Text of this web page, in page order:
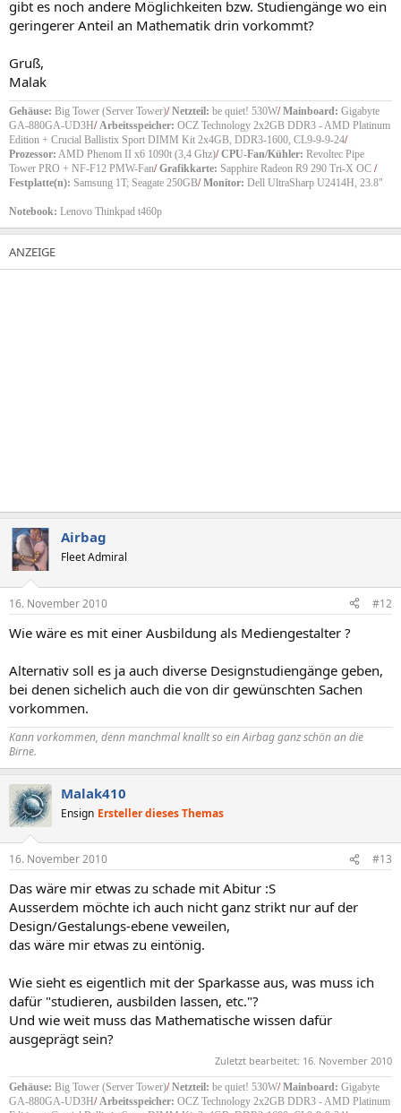
gibt es noch andere Möglichkeiten bzw. Studiengänge wo ein
geringerer Anteil an Mathematik drin vorkommt?
Gruß,
Malak
Gehäuse: Big Tower (Server Tower)/ Netzteil: be quiet! 530W/ Mainboard: Gigabyte
GA-880GA-UD3H/ Arbeitsspeicher: OCZ Technology 2x2GB DDR3 - AMD Platinum
Edition + Crucial Ballistix Sport DIMM Kit 2x4GB, DDR3-1600, CL9-9-9-24/
Prozessor: AMD Phenom II x6 1090t (3,4 Ghz)/ CPU-Fan/Kühler: Revoltec Pipe
Tower PRO + NF-F12 PMW-Fan/ Grafikkarte: Sapphire Radeon R9 290 Tri-X OC /
Festplatte(n): Samsung 1T; Seagate 250GB/Monitor: Dell UltraSharp U2414H, 23.8"
Notebook: Lenovo Thinkpad t460p
Airbag
Fleet Admiral
16. November 2010 #12
Wie wäre es mit einer Ausbildung als Mediengestalter ?
Alternativ soll es ja auch diverse Designstudiengänge geben,
bei denen sichelich auch die von dir gewünschten Sachen
vorkommen.
Kann vorkommen, denn manchmal knallt so einAirbagganz schön an die
Birne.
Malak410
Ensign Ersteller dieses Themas
16. November 2010 #13
Das wäre mir etwas zu schade mit Abitur :S
Ausserdem möchte ich auch nicht ganz strikt nur auf der
Design/Gestalungs-ebene veweilen,
das wäre mir etwas zu eintönig.
Wie sieht es eigentlich mit der Sparkasse aus, was muss ich
dafür "studieren, ausbilden lassen, etc."?
Und wie weit muss das Mathematische wissen dafür
ausgeprägt sein?
Zuletzt bearbeitet: 16. November 2010
Gehäuse: Big Tower (Server Tower)/ Netzteil: be quiet! 530W/ Mainboard: Gigabyte
GA-880GA-UD3H/ Arbeitsspeicher: OCZ Technology 2x2GB DDR3 - AMD Platinum